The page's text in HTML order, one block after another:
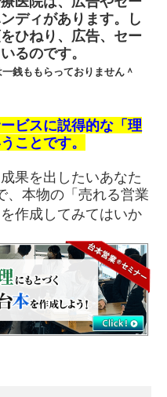
ディがあります。
し
ひねり、広告、セー
るのです。
銭ももらっておりません＾
ビスに説得的な「理
ことです。
果を出したいあなた
、本物の「売れる営業
作成してみてはいか